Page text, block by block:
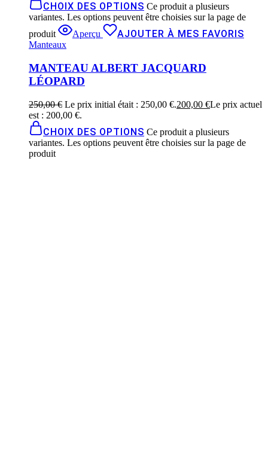
CHOIX DES OPTIONS Ce produit a plusieurs
variantes. Les options peuvent être choisies sur la page de
produit
Aperçu AJOUTER À MES FAVORIS
Manteaux
MANTEAU ALBERT JACQUARD
LÉOPARD
250,00€ Le prix initial était : 250,00 €.200,00 €Le prix actuel
est : 200,00 €.
CHOIX DES OPTIONS Ce produit a plusieurs
variantes. Les options peuvent être choisies sur la page de
produit